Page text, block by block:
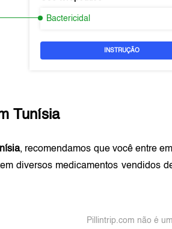
Bactericidal
INSTRUÇÃO
Tunísia
, recomendamos que você entre
diversos medicamentos vendidos
Pillintrip.com não é